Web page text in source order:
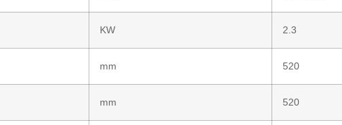
KW 2.3
mm 520
mm 520